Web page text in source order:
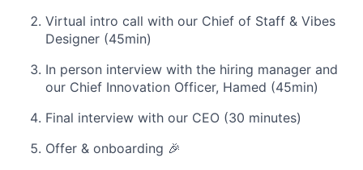
Virtual intro call with our Chief of Staff & Vibes
Designer (45min)
In person interview with the hiring manager and
our Chief Innovation Officer, Hamed (45min)
Final interview with our CEO (30 minutes)
Offer & onboarding 🎉